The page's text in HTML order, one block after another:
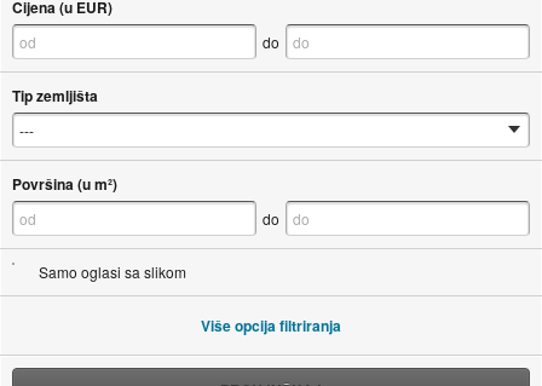
Cijena (u EUR)
do
Tip zemljišta
Površina (u m²)
do
Samo oglasi sa slikom
Više opcija filtriranja